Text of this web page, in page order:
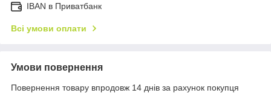
IBAN в Приватбанк
Всі умови оплати
Умови повернення
Повернення товару впродовж 14 днів за рахунок покупця